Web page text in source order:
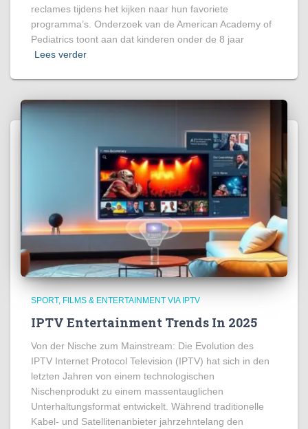
reclames tijdens het kijken naar hun favoriete
programma’s. Onderzoek van de American Academy of
Pediatrics toont aan dat kinderen onder de 8 jaar
Lees verder
SPORT, FILMS & ENTERTAINMENT VIA IPTV
IPTV Entertainment Trends In 2025
Von der Nische zum Mainstream: Die Evolution des
IPTV Internet Protocol Television (IPTV) hat sich in den
letzten Jahren von einem technologischen
Nischenprodukt zu einem massentauglichen
Unterhaltungsformat entwickelt. Während traditionelle
Kabel- und Satellitenanbieter jahrzehntelang den